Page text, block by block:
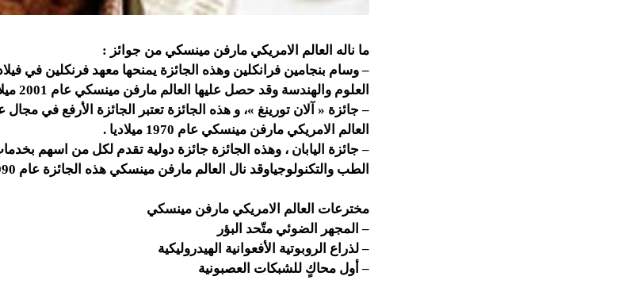
ما ناله العالم الامريكي مارفن مينسكي من جوائز :
– وسام بنجامين فرانكلين وهذه الجائزة يمنحها معهد فرنكلين في
العلوم والهندسة وقد حصل عليها العالم مارفن مينسكي عام 2001 ميلاديا .
– جائزة « آلان تورينغ »، و هذه الجائزة تعتبر الجائزة الأرفع في
العالم الامريكي مارفن مينسكي عام 1970 ميلاديا .
– جائزة اليابان ، وهذه الجائزة جائزة دولية تقدم لكل من اسهم
الطب والتكنولوجياوقد نال العالم مارفن مينسكي هذه الجائزة عام 1990 ميلاديا .
مخترعات العالم الامريكي مارفن مينسكي
– المجهر الضوئي متّحد البؤر
– لذراع الروبوتية الأفعوانية الهيدروليكية
– أول محاكٍ للشبكات العصبونية